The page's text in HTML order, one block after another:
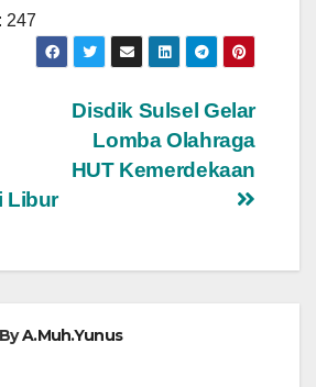
247
Disdik Sulsel Gelar
Lomba Olahraga
HUT Kemerdekaan
Libur
ByA.Muh.Yunus